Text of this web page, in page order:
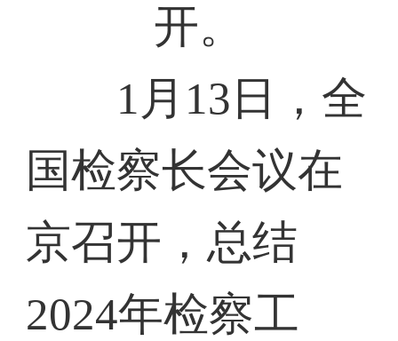
开。
1月13日，全
国检察长会议在
京召开，总结
2024年检察工